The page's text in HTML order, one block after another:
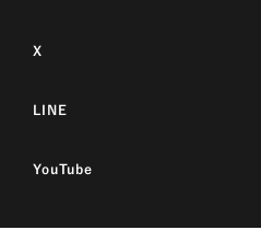
X
LINE
YouTube